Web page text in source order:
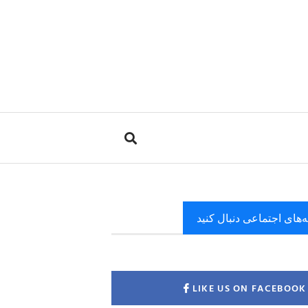
اجتماعی دنبال کنید
LIKE US ON FACEBOOK